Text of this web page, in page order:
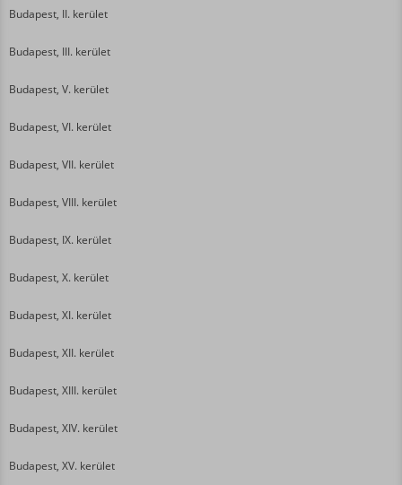
Budapest, II. kerület
Budapest, III. kerület
Budapest, V. kerület
Budapest, VI. kerület
Budapest, VII. kerület
Budapest, VIII. kerület
Budapest, IX. kerület
Budapest, X. kerület
Budapest, XI. kerület
Budapest, XII. kerület
Budapest, XIII. kerület
Budapest, XIV. kerület
Budapest, XV. kerület